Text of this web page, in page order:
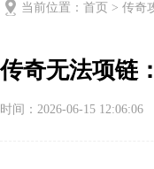
当前位置： 首页 > 传奇
传奇无法项链
时间：2026-06-15 12:06:06